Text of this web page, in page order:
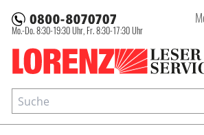
Lorenz
Mo.-Do. 8:30-19:30 Uhr, Fr. 8:30-17:30 Uhr
Suche
Zeitschriftensuche